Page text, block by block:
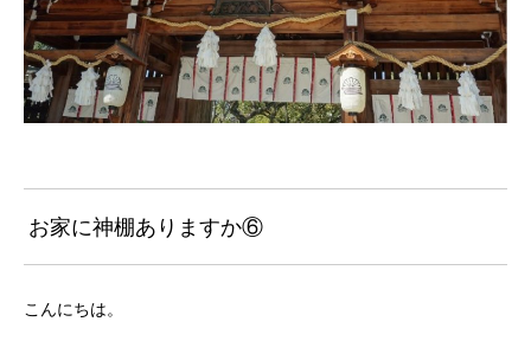
お家に神棚ありますか⑥
こんにちは。